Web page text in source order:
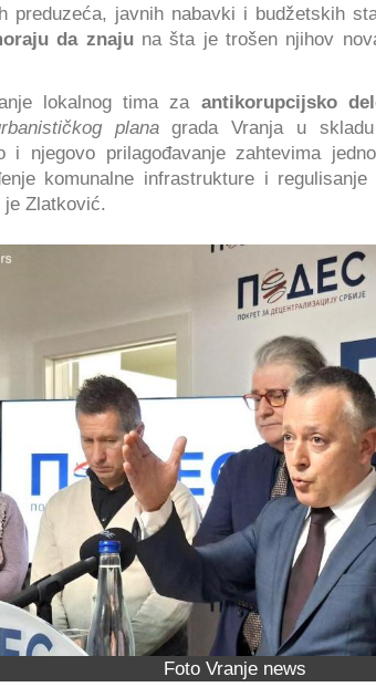
preduzeća, javnih nabavki i budžetskih
da znaju na šta je trošen njihov
lokalnog tima za antikorupcijsko
planagrada Vranja u
i njegovo prilagođavanje zahtevima
komunalne infrastrukture i
je Zlatković.
Foto Vranje news